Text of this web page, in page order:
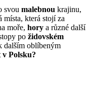
svou malebnou krajinu,
která stojí za
moře, hory a různé další
po židovském
dalším oblíbeným
Polsku?